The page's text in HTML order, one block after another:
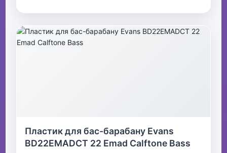
Пластик для бас-барабану Evans
BD22EMADCT 22 Emad Calftone Bass